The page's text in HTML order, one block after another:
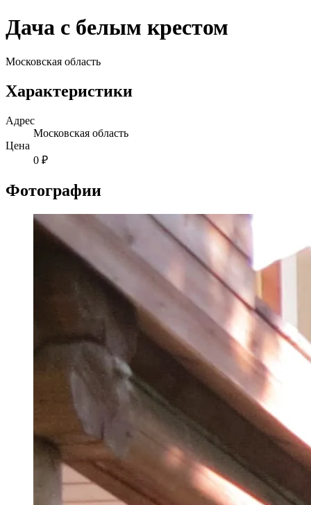
Дача с белым крестом
Московская область
Характеристики
Адрес
Московская область
Цена
0 ₽
Фотографии